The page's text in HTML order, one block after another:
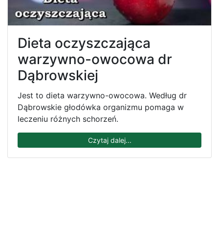
Dieta oczyszczająca
warzywno-owocowa dr
Dąbrowskiej
Jest to dieta warzywno-owocowa. Według dr
Dąbrowskie głodówka organizmu pomaga w
leczeniu różnych schorzeń.
Czytaj dalej...